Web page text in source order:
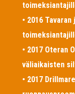
• 2016
• 2017 Oteran
väliaikaisten
• 2017